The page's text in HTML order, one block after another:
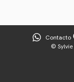
Contacto
©